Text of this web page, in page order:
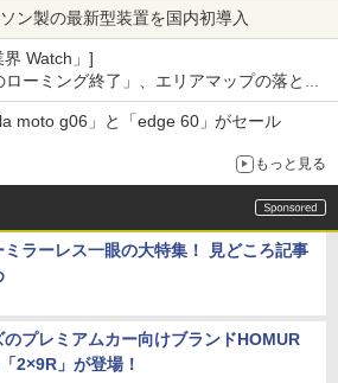
ン製の最新型装置を国内初導入
Watch」]
ーミング終了」、エリアマップの落とし
題
moto g06」と「edge 60」がセール
もっと見る
ミラーレス一眼の大特集！ 見どころ記事
のプレミアムカー向けブランドHOMUR
2×9R」が登場！